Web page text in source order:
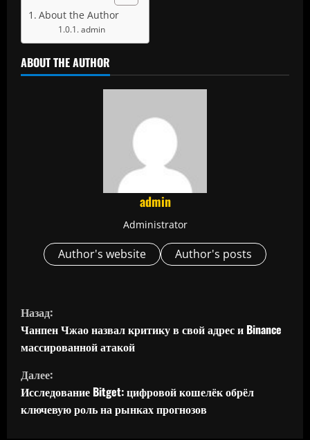
About the Author
admin
ABOUT THE AUTHOR
admin
Administrator
Author's website Author's posts
П
р
о
д
о
Назад:
Чанпен Чжао назвал критику в свой адрес и Binance
массированной атакой
Далее:
Исследование Bitget: цифровой кошелёк обрёл
ключевую роль на рынках прогнозов